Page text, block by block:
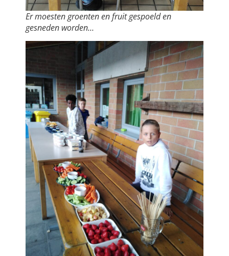
Er moesten groenten en fruit gespoeld en
gesneden worden…